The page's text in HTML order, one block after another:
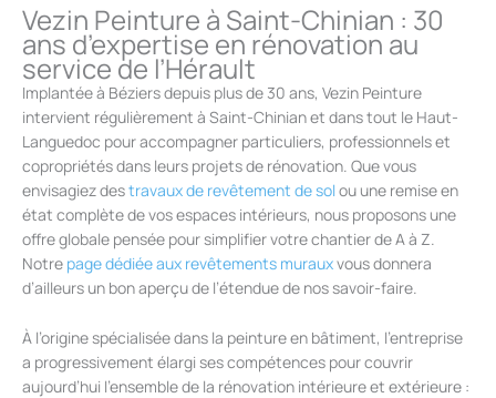
Vezin Peinture à Saint-Chinian : 30
ans d’expertise en rénovation au
service de l’Hérault
Implantée à Béziers depuis plus de 30 ans, Vezin Peinture
intervient régulièrement à Saint-Chinian et dans tout le Haut-
Languedoc pour accompagner particuliers, professionnels et
copropriétés dans leurs projets de rénovation. Que vous
envisagiez destravaux de revêtement de solou une remise en
état complète de vos espaces intérieurs, nous proposons une
offre globale pensée pour simplifier votre chantier de A à Z.
Notre page dédiée aux revêtements murauxvous donnera
d’ailleurs un bon aperçu de l’étendue de nos savoir-faire.
À l’origine spécialisée dans la peinture en bâtiment, l’entreprise
a progressivement élargi ses compétences pour couvrir
aujourd’hui l’ensemble de la rénovation intérieure et extérieure :